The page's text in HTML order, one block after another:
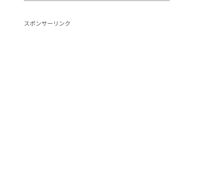
スポンサーリンク